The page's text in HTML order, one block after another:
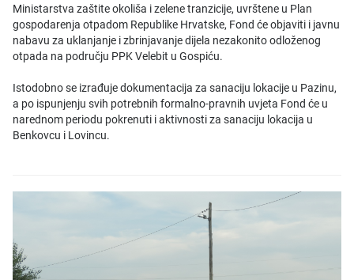
Ministarstva zaštite okoliša i zelene tranzicije, uvrštene u Plan
gospodarenja otpadom Republike Hrvatske, Fond će objaviti i javnu
nabavu za uklanjanje i zbrinjavanje dijela nezakonito odloženog
otpada na području PPK Velebit u Gospiću.
Istodobno se izrađuje dokumentacija za sanaciju lokacije u Pazinu,
a po ispunjenju svih potrebnih formalno-pravnih uvjeta Fond će u
narednom periodu pokrenuti i aktivnosti za sanaciju lokacija u
Benkovcu i Lovincu.